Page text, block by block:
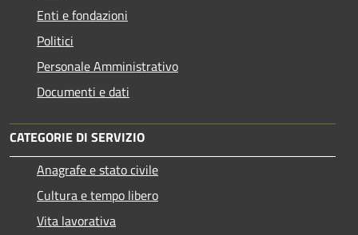
Enti e fondazioni
Politici
Personale Amministrativo
Documenti e dati
CATEGORIE DI SERVIZIO
Anagrafe e stato civile
Cultura e tempo libero
Vita lavorativa